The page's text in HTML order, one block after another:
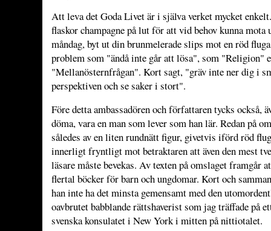
Att leva det Goda Livet är i själva verket mycket
flaskor champagne på lut för att vid behov kunna mota
måndag, byt ut din brunmelerade slips mot en röd
problem som "ändå inte går att lösa", som "Religion"
"Mellanösternfrågan". Kort sagt, "gräv inte ner dig i
perspektiven och se saker i stort".
Före detta ambassadören och författaren tycks också,
döma, vara en man som lever som han lär. Redan på
således av en liten rundnätt figur, givetvis iförd röd
innerligt fryntligt mot betraktaren att även den mest
läsare måste bevekas. Av texten på omslaget framgår
flertal böcker för barn och ungdomar. Kort och
han inte ha det minsta gemensamt med den
oavbrutet babblande rätts­haverist som jag träffade på
svenska konsulatet i New York i mitten på nittiotalet.